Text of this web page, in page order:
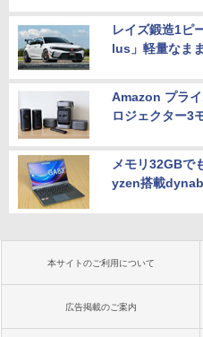
レイズ鍛造1ピ
lus」軽量なま
Amazon プラ
ロジェクター3
メモリ32GBで
yzen搭載
本サイトのご利用について
広告掲載のご案内